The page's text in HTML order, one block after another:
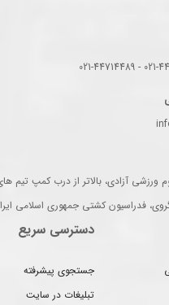
ورزشی آزادی، بالاتر از درب کمپ تیم
فدراسیون کشتی جمهوری اسلامی
دسترسی سریع
جستجوی پیشرفته
تبلیغات در سایت